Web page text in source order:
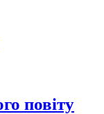
повіту